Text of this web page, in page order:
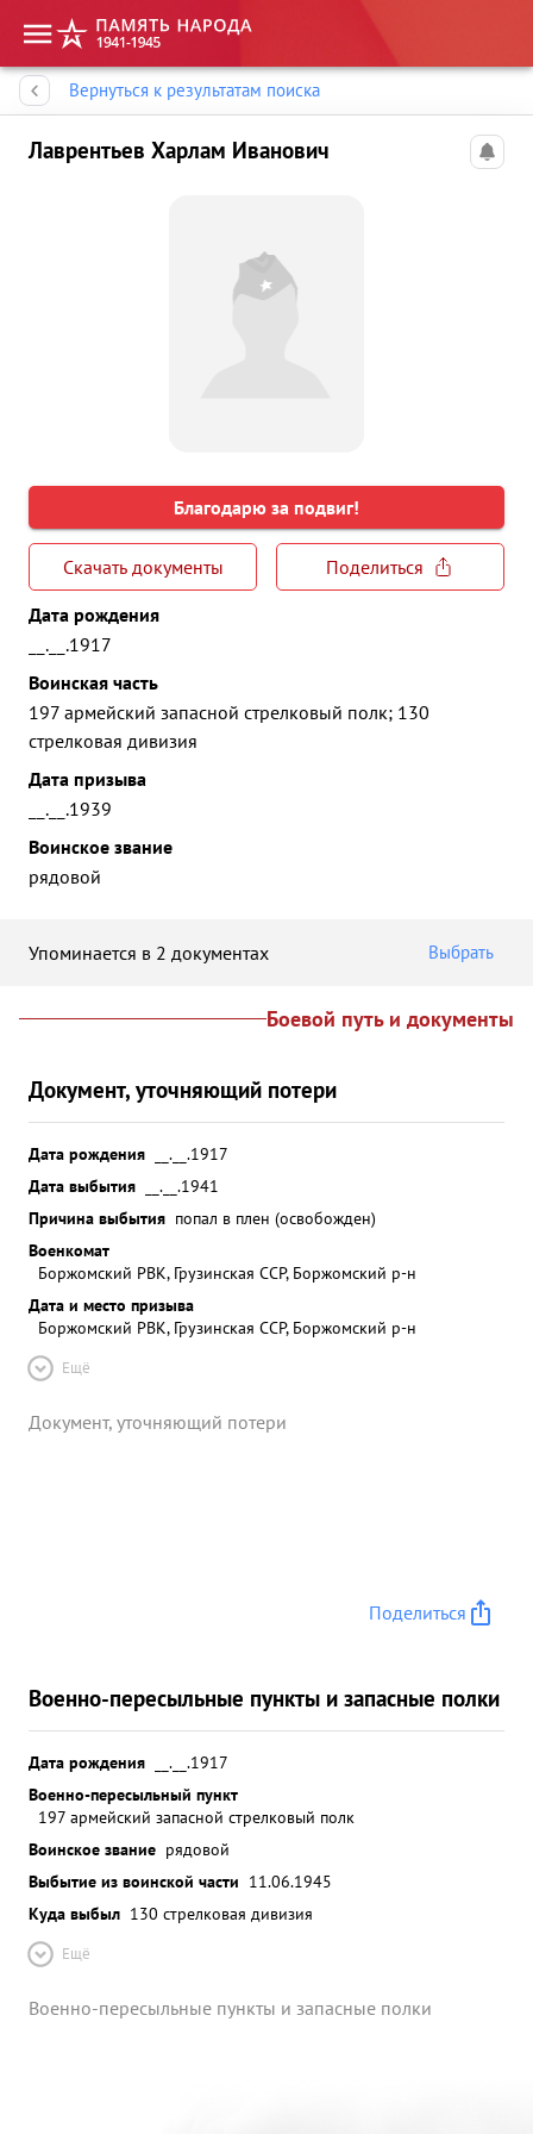
Вернуться к результатам поиска
Лаврентьев Харлам Иванович
Благодарю за подвиг!
Скачать документы
Поделиться
Дата рождения
__.__.1917
Воинская часть
197 армейский запасной стрелковый полк; 130
стрелковая дивизия
Дата призыва
__.__.1939
Воинское звание
рядовой
Упоминается в 2 документах Выбрать
Боевой путь и документы
Документ, уточняющий потери
Дата рождения
__.__.1917
Дата выбытия
__.__.1941
Причина выбытия попал в плен (освобожден)
Военкомат
Боржомский РВК, Грузинская ССР, Боржомский р-н
Дата и место призыва
Боржомский РВК, Грузинская ССР, Боржомский р-н
Ещё
Документ, уточняющий потери
Поделиться
Военно-пересыльные пункты и запасные полки
Дата рождения
__.__.1917
Военно-пересыльный пункт
197 армейский запасной стрелковый полк
Воинское звание рядовой
Выбытие из воинской части 11.06.1945
Куда выбыл 130 стрелковая дивизия
Ещё
Военно-пересыльные пункты и запасные полки
Память народа